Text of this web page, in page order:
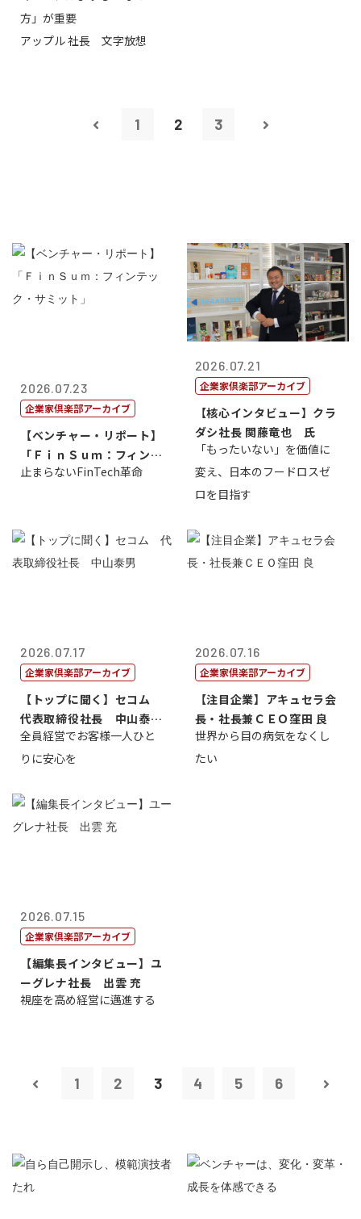
方」が重要
アップル 社長 文字放想
1 2 3
2026.07.23
企業家倶楽部アーカイブ
【ベンチャー・リポート】
「ＦｉｎＳｕｍ：フィンテ
ック・サミッ...
止まらないFinTech革命
2026.07.21
企業家倶楽部アーカイブ
【核心インタビュー】クラ
ダシ社長 関藤竜也 氏
「もったいない」を価値に
変え、日本のフードロスゼ
ロを目指す
2026.07.17
企業家倶楽部アーカイブ
【トップに聞く】セコム
代表取締役社長 中山泰
男
全員経営でお客様一人ひと
りに安心を
2026.07.16
企業家倶楽部アーカイブ
【注目企業】アキュセラ会
長・社長兼ＣＥＯ窪田 良
世界から目の病気をなくし
たい
2026.07.15
企業家倶楽部アーカイブ
【編集長インタビュー】ユ
ーグレナ社長 出雲 充
視座を高め経営に邁進する
1 2 3 4 5 6